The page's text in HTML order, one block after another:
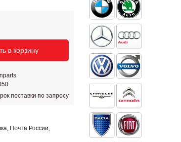
поставки по запросу
Почта России,